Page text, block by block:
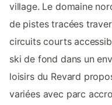
village. Le domaine
de pistes tracées
circuits courts
ski de fond dans un
loisirs du Revard
variées avec parc